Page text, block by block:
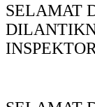
SELAMAT